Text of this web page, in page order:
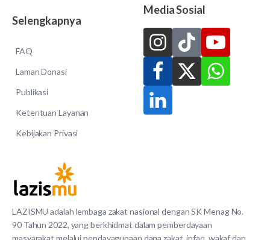
LAZISMU adalah lembaga zakat nasional dengan SK Menag No.
90 Tahun 2022, yang berkhidmat dalam pemberdayaan
Selengkapnya
FAQ
Laman Donasi
Publikasi
Ketentuan Layanan
Kebijakan Privasi
Media Sosial